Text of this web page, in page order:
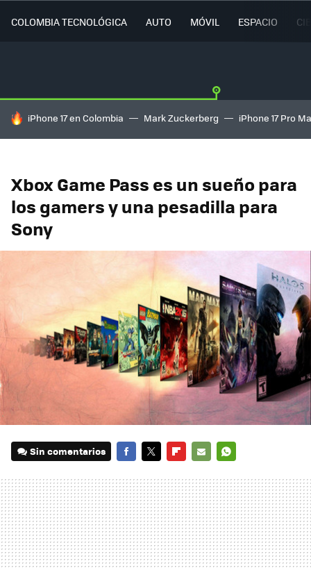
COLOMBIA TECNOLÓGICA AUTO MÓVIL ESPACIO
HOY SE HABLA DE
iPhone 17 en Colombia Mark Zuckerberg iPhone 17 Pro
Xbox Game Pass es un sueño para
los gamers y una pesadilla para
Sony
Sin comentarios
MAIL